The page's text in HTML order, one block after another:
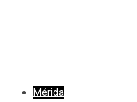
Mérida